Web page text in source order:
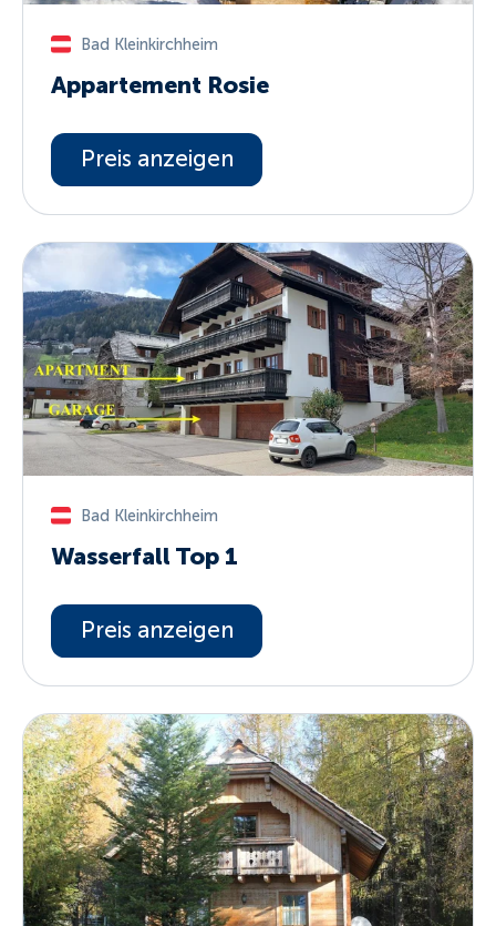
Bad Kleinkirchheim
Appartement Rosie
Preis anzeigen
Bad Kleinkirchheim
Wasserfall Top 1
Preis anzeigen